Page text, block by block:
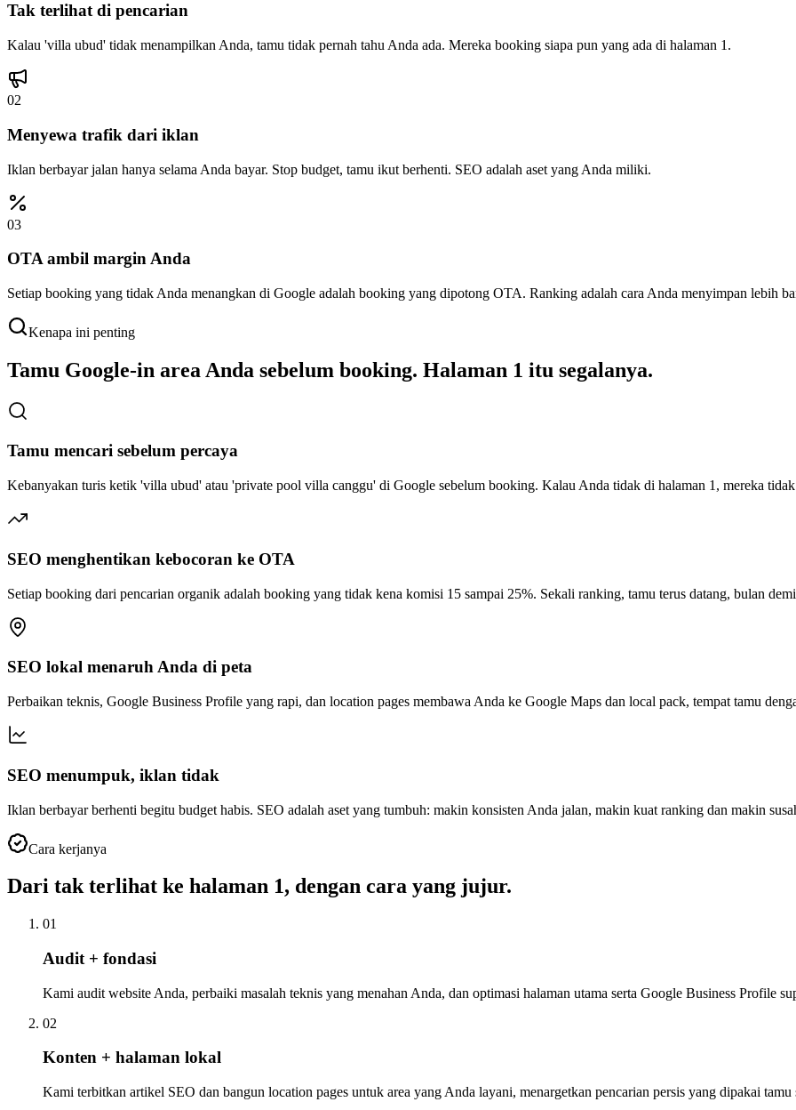
Tak terlihat di pencarian
Kalau 'villa ubud' tidak menampilkan Anda, tamu tidak pernah tahu Anda ada. Mereka booking siapa pun yang ada di halaman 1.
02
Menyewa trafik dari iklan
Iklan berbayar jalan hanya selama Anda bayar. Stop budget, tamu ikut berhenti. SEO adalah aset yang Anda miliki.
03
OTA ambil margin Anda
Setiap booking yang tidak Anda menangkan di Google adalah booking yang dipotong OTA. Ranking adalah cara Anda menyimpan lebih
Kenapa ini penting
Tamu Google-in area Anda sebelum booking. Halaman 1 itu segalanya.
Tamu mencari sebelum percaya
Kebanyakan turis ketik 'villa ubud' atau 'private pool villa canggu' di Google sebelum booking. Kalau Anda tidak di halaman 1, mereka
SEO menghentikan kebocoran ke OTA
Setiap booking dari pencarian organik adalah booking yang tidak kena komisi 15 sampai 25%. Sekali ranking, tamu terus datang, bulan
SEO lokal menaruh Anda di peta
Perbaikan teknis, Google Business Profile yang rapi, dan location pages membawa Anda ke Google Maps dan local pack, tempat tamu
SEO menumpuk, iklan tidak
Iklan berbayar berhenti begitu budget habis. SEO adalah aset yang tumbuh: makin konsisten Anda jalan, makin kuat ranking dan makin
Cara kerjanya
Dari tak terlihat ke halaman 1, dengan cara yang jujur.
01
Audit + fondasi
Kami audit website Anda, perbaiki masalah teknis yang menahan Anda, dan optimasi halaman utama serta Google Business Profile
02
Konten + halaman lokal
Kami terbitkan artikel SEO dan bangun location pages untuk area yang Anda layani, menargetkan pencarian persis yang dipakai